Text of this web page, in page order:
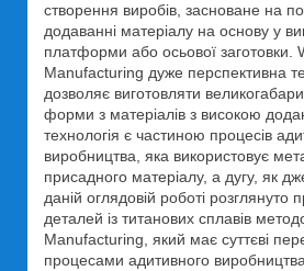
створення виробів, засноване на
додаванні матеріалу на основу у
платформи або осьової заготовки.
Manufacturing дуже перспективна
дозволяє виготовляти
форми з матеріалів з високою
технологія є частиною процесів
виробництва, яка використовує
присадного матеріалу, а дугу, як
даній оглядовій роботі розглянуто
деталей із титанових сплавів
Manufacturing, який має суттєві
процесами адитивного